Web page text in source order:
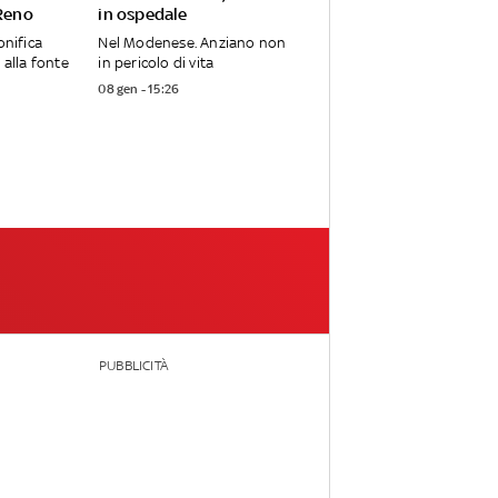
alla fonte
in ospedale
Nel Modenese. Anziano non
in pericolo di vita
08 gen - 15:26
PUBBLICITÀ